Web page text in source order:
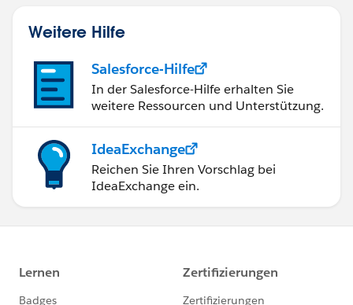
Weitere Hilfe
Salesforce-Hilfe
In der Salesforce-Hilfe erhalten Sie
weitere Ressourcen und Unterstützung.
IdeaExchange
Reichen Sie Ihren Vorschlag bei
IdeaExchange ein.